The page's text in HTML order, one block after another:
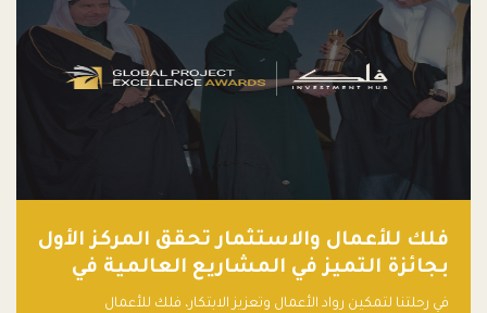
فلك للأعمال والاستثمار تحقق المركز الأول
بجائزة التميز في المشاريع العالمية في
ريادة الأعمال الصاعدة لعام ٢٠٢٤
في رحلتنا لتمكين رواد الأعمال وتعزيز الابتكار، فلك للأعمال